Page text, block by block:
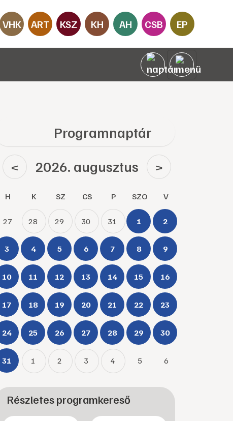
VHK ART KSZ KH AH CSB EP
Programnaptár
< 2026. augusztus >
H K SZ CS P SZO V
27 28 29 30 31 1 2
3 4 5 6 7 8 9
10 11 12 13 14 15 16
17 18 19 20 21 22 23
24 25 26 27 28 29 30
31 1 2 3 4 5 6
Részletes programkereső